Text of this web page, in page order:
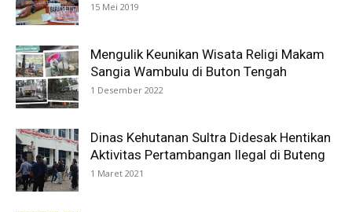
15 Mei 2019
Mengulik Keunikan Wisata Religi Makam
Sangia Wambulu di Buton Tengah
1 Desember 2022
Dinas Kehutanan Sultra Didesak Hentikan
Aktivitas Pertambangan Ilegal di Buteng
1 Maret 2021